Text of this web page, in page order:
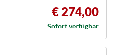
€ 274,00
Sofort verfügbar